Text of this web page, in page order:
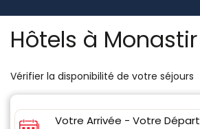
Hôtels à Monastir
Vérifier la disponibilité de votre séjours
Votre Arrivée - Votre Départ